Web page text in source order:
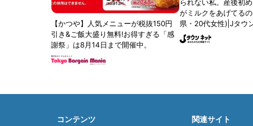
【かつや】人気メニューが税抜150円
引き&ご飯大盛り無料!お得すぎる「感
謝祭」は8月14日まで開催中。
られない私。産後初
がミルクをあげてる
県・20代女性)|Jタウ
コンテンツ 関連サイト